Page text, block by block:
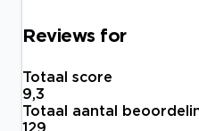
Reviews for
Totaal score
9,3
Totaal aantal
129